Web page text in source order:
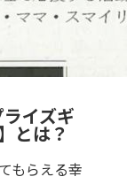
イズギ
とは？
もらえる幸